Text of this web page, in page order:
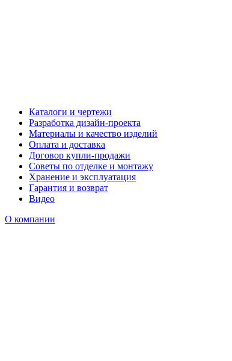
Каталоги и чертежи
Разработка дизайн-проекта
Материалы и качество изделий
Оплата и доставка
Договор купли-продажи
Советы по отделке и монтажу
Хранение и эксплуатация
Гарантия и возврат
Видео
О компании